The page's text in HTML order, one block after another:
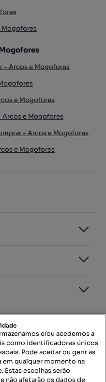
Mogofores
- Arcos e Mogofores
e Mogofores
Arcos e Mogofores
- Arcos e Mogofores
e Mogofores
e/ou acedemos a
como identificadores únicos
Pode aceitar ou gerir as
em qualquer momento na
Estas escolhas serão
não afetarão os dados de